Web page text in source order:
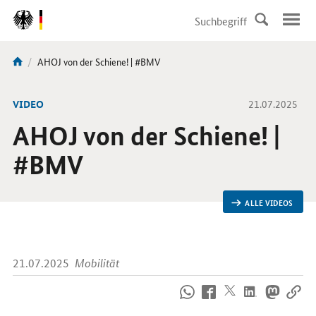
DirektZu:
Navigation
Sie
hier:
Aktuelle
AHOJ von der Schiene! | #BMV
VIDEO 21.07.2025
AHOJ von der Schiene! |
#BMV
ALLE VIDEOS
21.07.2025 Mobilität